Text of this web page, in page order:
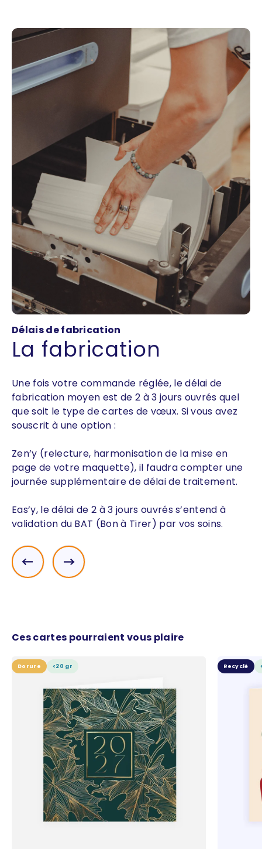
Délais de fabrication
La fabrication
Une fois votre commande réglée, le délai de
fabrication moyen est de 2 à 3 jours ouvrés quel
que soit le type de cartes de vœux. Si vous avez
souscrit à une option :
Zen’y (relecture, harmonisation de la mise en
page de votre maquette), il faudra compter une
journée supplémentaire de délai de traitement.
Eas’y, le délai de 2 à 3 jours ouvrés s’entend à
validation du BAT (Bon à Tirer) par vos soins.
PrécédentSuivant
Ces cartes pourraient vous plaire
Dorure <20 gr Recyclé